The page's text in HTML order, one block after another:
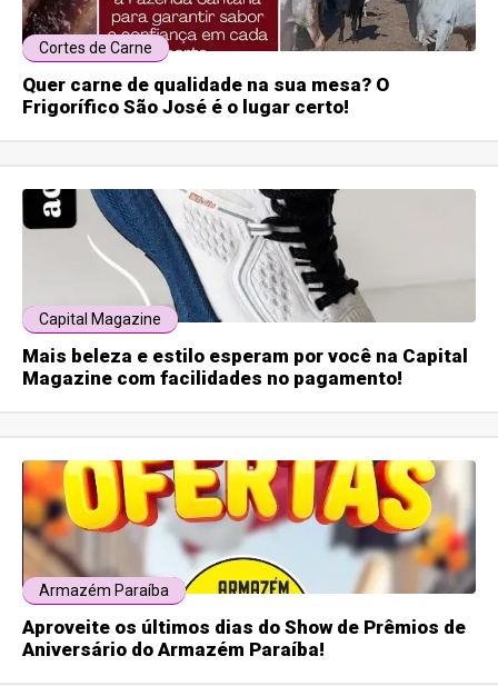
Cortes de Carne
Quer carne de qualidade na sua mesa? O
Frigorífico São José é o lugar certo!
Capital Magazine
Mais beleza e estilo esperam por você na Capital
Magazine com facilidades no pagamento!
Armazém Paraíba
Aproveite os últimos dias do Show de Prêmios de
Aniversário do Armazém Paraíba!